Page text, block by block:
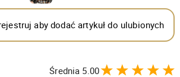
aby dodać artykuł do ulubionych
Średnia 5.00